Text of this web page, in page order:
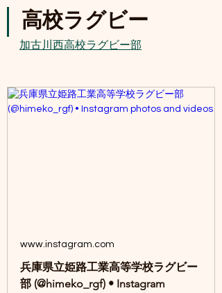
高校ラグビー
加古川西高校ラグビー部
www.instagram.com
兵庫県立姫路工業高等学校ラグビー
部 (@himeko_rgf) • Instagram